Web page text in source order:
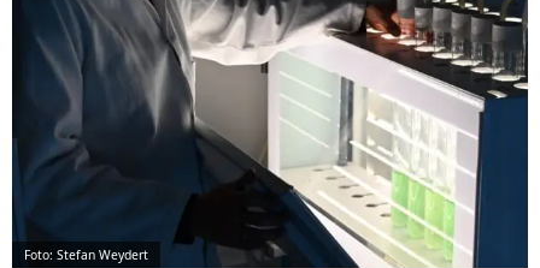
Foto: Stefan Weydert